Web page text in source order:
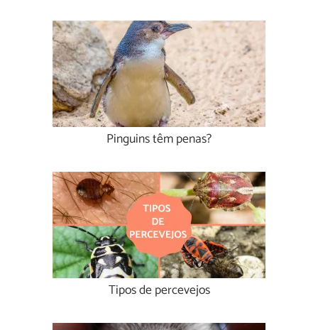
Pinguins têm penas?
Tipos de percevejos